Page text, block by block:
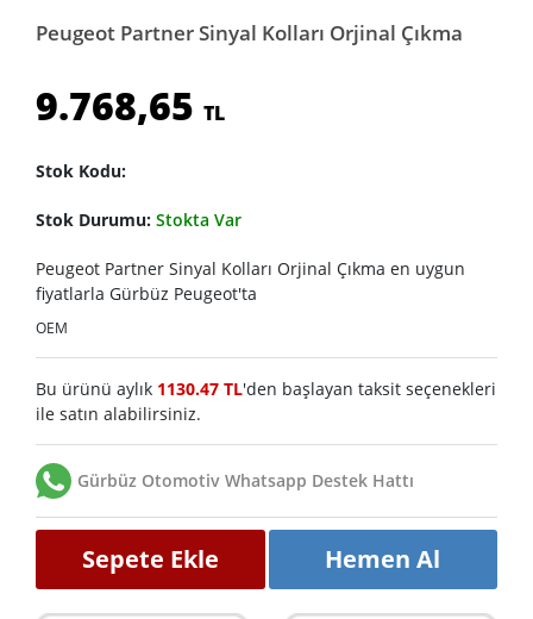
Peugeot Partner Sinyal Kolları Orjinal Çıkma
9.768,65 TL
Stok Kodu:
Stok Durumu: Stokta Var
Peugeot Partner Sinyal Kolları Orjinal Çıkma en uygun
fiyatlarla Gürbüz Peugeot'ta
OEM
Bu ürünü aylık 1130.47 TL'den başlayan taksit seçenekleri
ile satın alabilirsiniz.
Gürbüz Otomotiv Whatsapp Destek Hattı
Sepete Ekle Hemen Al